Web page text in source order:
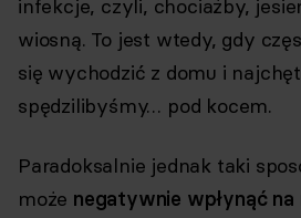
infekcje, czyli, chociażby,
wiosną. To jest wtedy, gdy
się wychodzić z domu i
spędzilibyśmy… pod kocem.
Paradoksalnie jednak taki
może negatywnie wpłynąć